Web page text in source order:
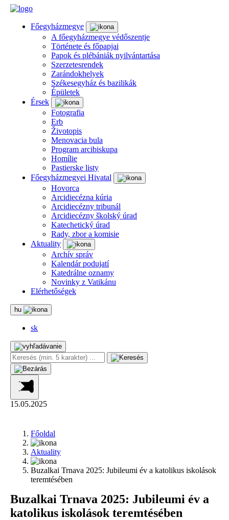
Főegyházmegye
A főegyházmegye védőszentje
Története és főpapjai
Papok és plébániák nyilvántartása
Szerzetesrendek
Zarándokhelyek
Székesegyház és bazilikák
Épületek
Érsek
Fotografia
Erb
Životopis
Menovacia bula
Program arcibiskupa
Homílie
Pastierske listy
Főegyházmegyei Hivatal
Hovorca
Arcidiecézna kúria
Arcidiecézny tribunál
Arcidiecézny školský úrad
Katechetický úrad
Rady, zbor a komisie
Aktuality
Archív správ
Kalendár podujatí
Katedrálne oznamy
Novinky z Vatikánu
Elérhetőségek
hu
sk
15.05.2025
Főoldal
Aktuality
Buzalkai Trnava 2025: Jubileumi év a katolikus iskolások
teremtésében
Buzalkai Trnava 2025: Jubileumi év a
katolikus iskolások teremtésében